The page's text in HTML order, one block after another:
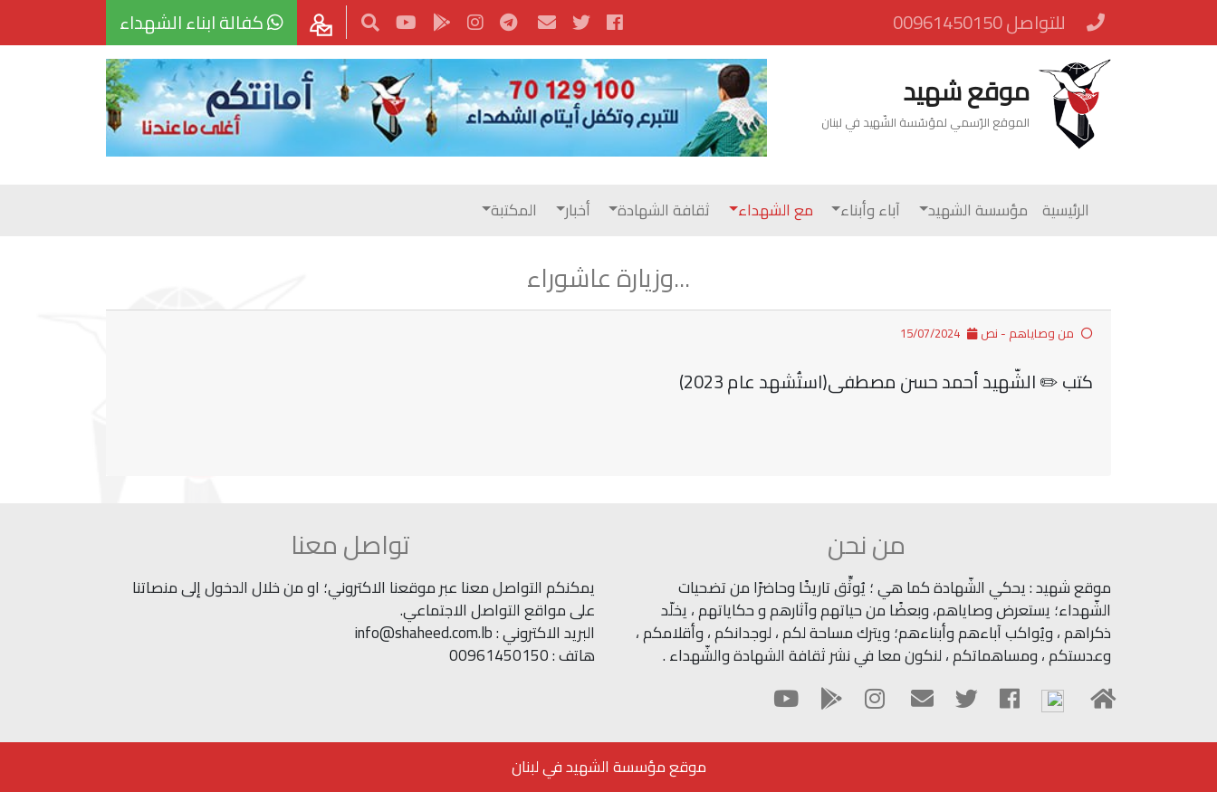
للتواصل 00961450150 كفالة ابناء الشهداء
موقع شهيد
الموقع الرّسمي لمؤسّسة الشّهيد في لبنان
الرئيسية مؤسسة الشهيد آباء وأبناء مع الشهداء ثقافة الشهادة أخبار المكتبة
...وزيارة عاشوراء
من وصاياهم - نص
كتب ✏️ الشّهيد أحمد حسن مصطفى(استُشهد عام 2023)
من نحن
موقع شهيد : يحكي الشّهادة كما هي ؛ يُوثِّق تاريخًا وحاضرًا من تضحيات
الشّهداء؛ يستعرض وصاياهم، وبعضًا من حياتهم وآثارهم و حكاياتهم ، يخلّد
ذكراهم ، ويُواكب آباءهم وأبناءهم؛ ويترك مساحة لكم ، لوجدانكم ، وأقلامكم ،
وعدستكم ، ومساهماتكم ، لنكون معا في نشر ثقافة الشهادة والشّهداء .
تواصل معنا
يمكنكم التواصل معنا عبر موقعنا الاكتروني؛ او من خلال الدخول إلى منصاتنا
على مواقع التواصل الاجتماعي.
البريد الاكتروني : info@shaheed.com.lb
هاتف : 00961450150
موقع مؤسسة الشهيد في لبنان